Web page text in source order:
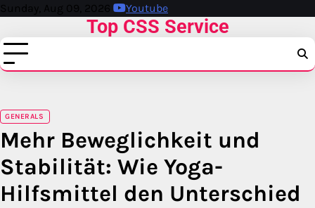
Skip
content
Sunday, Aug 09, 2026 Youtube
Top CSS Service
GENERALS
Mehr Beweglichkeit und
Stabilität: Wie Yoga-
Hilfsmittel den Unterschied